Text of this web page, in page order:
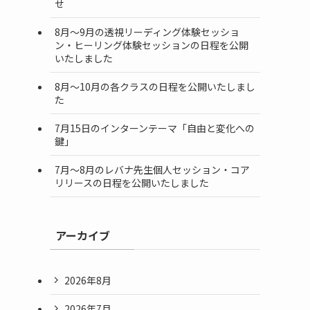
せ
8月～9月の透視リーディング体験セッショ
ン・ヒーリング体験セッションの日程を公開
いたしました
8月～10月の各クラスの日程を公開いたしまし
た
7月15日のインターンテーマ「自由と変化への
鍵」
7月～8月のレバナ先生個人セッション・コア
リリースの日程を公開いたしました
アーカイブ
2026年8月